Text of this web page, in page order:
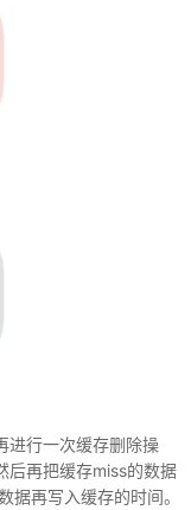
进行一次缓存删除操
后再把缓存miss的数据
再写入缓存的时间。